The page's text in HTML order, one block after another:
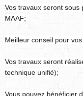
Vos travaux seront
MAAF;
Meilleur conseil pour
Vos travaux seront
technique unifié);
Vous pouvez bénéficier